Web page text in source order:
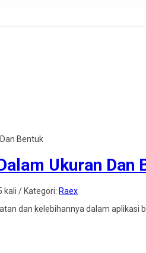
Bentuk
Ukuran Dan
kali / Kategori: Raex
dan kelebihannya dalam